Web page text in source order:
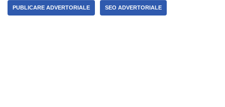
PUBLICARE ADVERTORIALE SEO ADVERTORIALE